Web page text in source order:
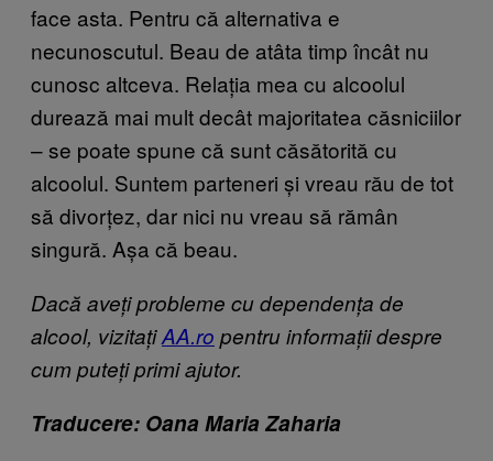
face asta. Pentru că alternativa e
necunoscutul. Beau de atâta timp încât nu
cunosc altceva. Relația mea cu alcoolul
durează mai mult decât majoritatea căsniciilor
– se poate spune că sunt căsătorită cu
alcoolul. Suntem parteneri și vreau rău de tot
să divorțez, dar nici nu vreau să rămân
singură. Așa că beau.
Dacă aveți probleme cu dependența de
alcool, vizitațiAA.ro pentru informații despre
cum puteți primi ajutor.
Traducere: Oana Maria Zaharia